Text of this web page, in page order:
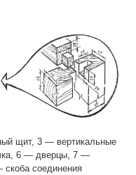
щит, 3 — вертикальные
6 — дверцы, 7 —
соединения